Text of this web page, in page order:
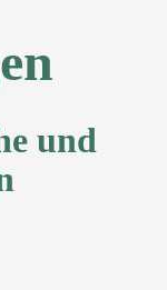
und